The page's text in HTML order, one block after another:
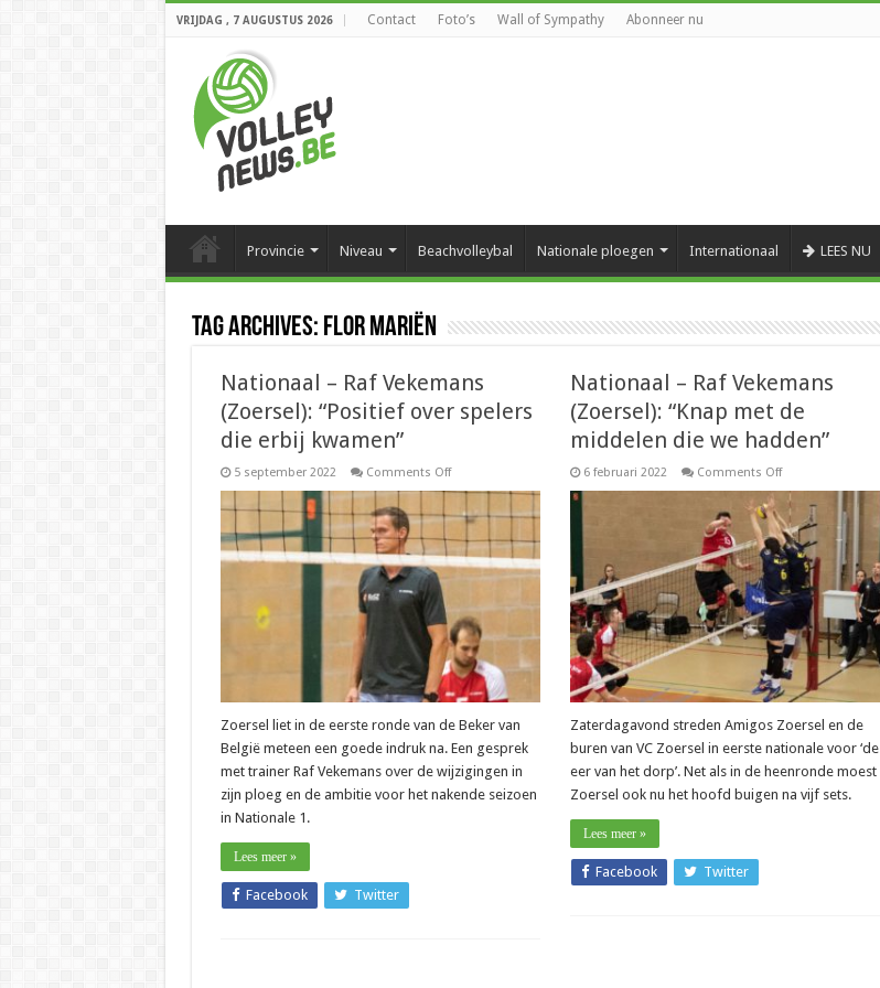
VRIJDAG , 7 AUGUSTUS 2026 Contact Foto’s Wall of Sympathy Abonneer nu
Provincie Niveau Beachvolleybal Nationale ploegen Internationaal LEES NU
Tag Archives: Flor Mariën
Nationaal – Raf Vekemans
(Zoersel): “Positief over spelers
die erbij kwamen”
5 september 2022 Comments Offon
Raf
Vekemans
(Zoersel):
“Positief
over
erbij
kwamen”
Zoersel liet in de eerste ronde van de Beker van
België meteen een goede indruk na. Een gesprek
met trainer Raf Vekemans over de wijzigingen in
zijn ploeg en de ambitie voor het nakende seizoen
in Nationale 1.
Lees meer »
Facebook Twitter
Nationaal – Raf Vekemans
(Zoersel): “Knap met de
middelen die we hadden”
6 februari 2022 Comments Offon
Raf
Vekemans
(Zoersel):
“Knap
met
de
middelen
die
we
hadden”
Zaterdagavond streden Amigos Zoersel en de
buren van VC Zoersel in eerste nationale voor ‘de
eer van het dorp’. Net als in de heenronde moest
Zoersel ook nu het hoofd buigen na vijf sets.
Lees meer »
Facebook Twitter